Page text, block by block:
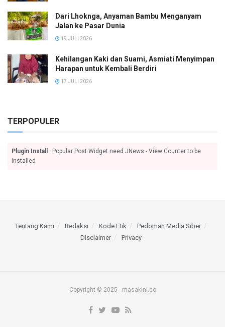
Dari Lhoknga, Anyaman Bambu Menganyam
Jalan ke Pasar Dunia
19 JULI 2026
Kehilangan Kaki dan Suami, Asmiati Menyimpan
Harapan untuk Kembali Berdiri
17 JULI 2026
TERPOPULER
Plugin Install
: Popular Post Widget need JNews - View Counter to be
installed
Tentang Kami Redaksi Kode Etik
Pedoman Media Siber
Disclaimer
Privacy
Copyright © 2025 - masakini.co